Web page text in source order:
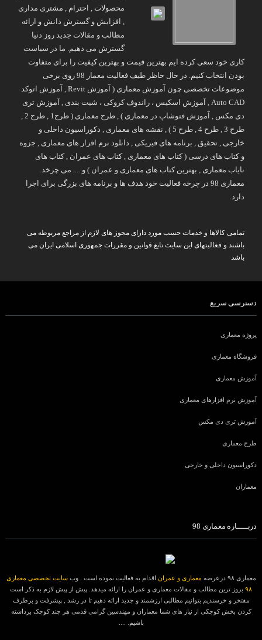
محصولات , احترام , مشتری مداری
, افزایش و گسترش دانش و ارائه
مطالب و مقالات جدید روز دنیا
گسترش می دهیم. ما در سیاست
کاری خود سعی کرده ایم بهترین قیمت و بهترین کیفیت را برای متفاوت
بودن انتخاب کنیم. در حال حاظر طیف فعالیت معمار 98 روی برخی
موضوعات تخصصی چون آموزش معماری ( آموزش Revit , آموزش اتوکد
Auto CAD , آموزش اسکیس ، راندوف کروکی ، شیت بندی , آموزش تری
دی مکس , آموزش فتوشاپ در معماری ) , طرح معماری ( طرح1 , طرح 2 ,
طرح 3 , طرح 4 , طرح 5 ) , نقشه های معماری , دکوراسیون داخلی و
خارجی , تحقیق , برنامه های فیزیکی , دانلود نرم افزار های معماری , جزوه
و کتاب های درسی ( کتاب های معماری , کتاب های عمران , کتاب های
نایاب معماری , بهترین کتاب های معماری و عمران ) و .... می چرخد.
معماری 98 در چرخه فعالیت خود هدف ها و برنامه های بزرگی برای اجرا
دارد.
تمامی کالاها و خدمات حسب مورد دارای مجوز های لازم از مراجع مربوطه می
باشند و فعالیتهای این سایت تابع قوانین و مقررات جمهوری اسلامی ایران می
باشد
دسترسی سریع
پروژه معماری
فروشگاه معماری
آموزش معماری
آموزش نرم افزارهای معماری
آموزش تری دی مکس
طرح معماری
دکوراسیون داخلی و خارجی
معماران
دربـــــاره معماری 98
معماری ۹۸ درعرصه معماری و عمران اقدام به فعالیت نموده است . وبسایت تخصصی معماری
۹۸ بروز ترین مطالب و مقالات معماری و عمران را ارائه میدهد. پیش از پیش لازم به ذکر است
مفتخر و خرسندیم بتوانیم مطالبی ارزشمند و جدید ارائه دهیم تا در رشد , پیشرفت و برطرف
کردن بخش کوچکی از نیاز های شما معماران و مهندسین گرامی قدمی هر چند کوچک برداشته
باشیم. ....